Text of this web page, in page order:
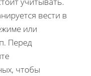
вести в
или
Перед
чтобы